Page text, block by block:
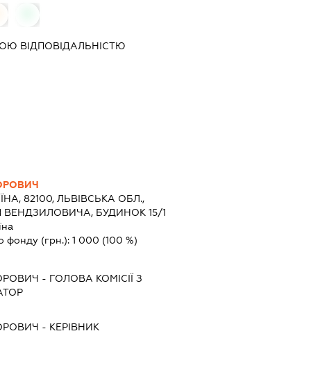
ВІДПОВІДАЛЬНІСТЮ
82100, ЛЬВІВСЬКА ОБЛ.,
БУДИНОК 15/1
фонду (грн.):1 000 (100 %)
- ГОЛОВА КОМІСІЇ З
- КЕРІВНИК